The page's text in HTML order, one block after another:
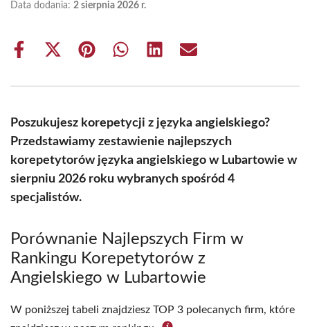
Data dodania: 2 sierpnia 2026 r.
Share
Share
(Twitter)
Share Share Share Share
Poszukujesz korepetycji z języka angielskiego?
Przedstawiamy zestawienie najlepszych
korepetytorów języka angielskiego w Lubartowie w
sierpniu 2026 roku wybranych spośród 4
specjalistów.
Porównanie Najlepszych Firm w
Rankingu Korepetytorów z
Angielskiego w Lubartowie
W poniższej tabeli znajdziesz TOP 3 polecanych firm, które